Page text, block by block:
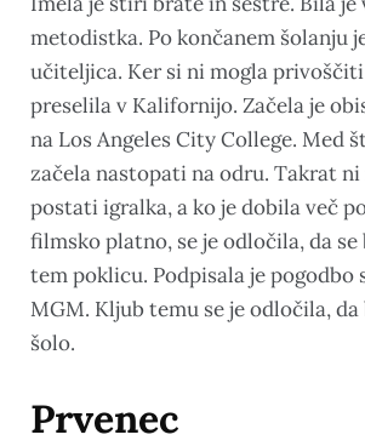
metodistka. Po končanem šolanju
učiteljica. Ker si ni mogla
preselila v Kalifornijo. Začela je
na Los Angeles City College. Med
začela nastopati na odru. Takrat ni
postati igralka, a ko je dobila več
filmsko platno, se je odločila, da
tem poklicu. Podpisala je pogodbo
MGM. Kljub temu se je odločila,
šolo.
Prvenec